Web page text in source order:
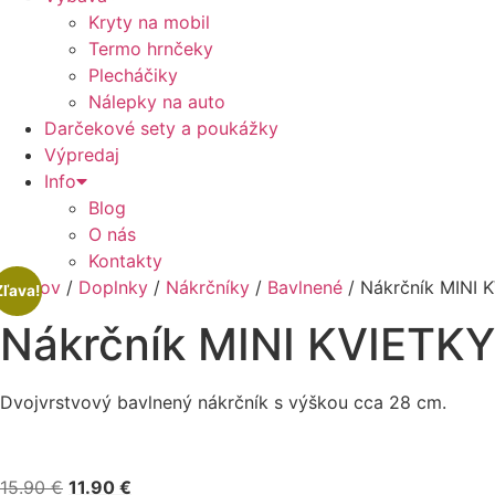
Kryty na mobil
Termo hrnčeky
Plecháčiky
Nálepky na auto
Darčekové sety a poukážky
Výpredaj
Info
Blog
O nás
Kontakty
Domov / Doplnky / Nákrčníky / Bavlnené / Nákrčník MINI
Nákrčník MINI KVIETKY
Dvojvrstvový bavlnený nákrčník s výškou cca 28 cm.
15.90€ Pôvodná
11.90 €